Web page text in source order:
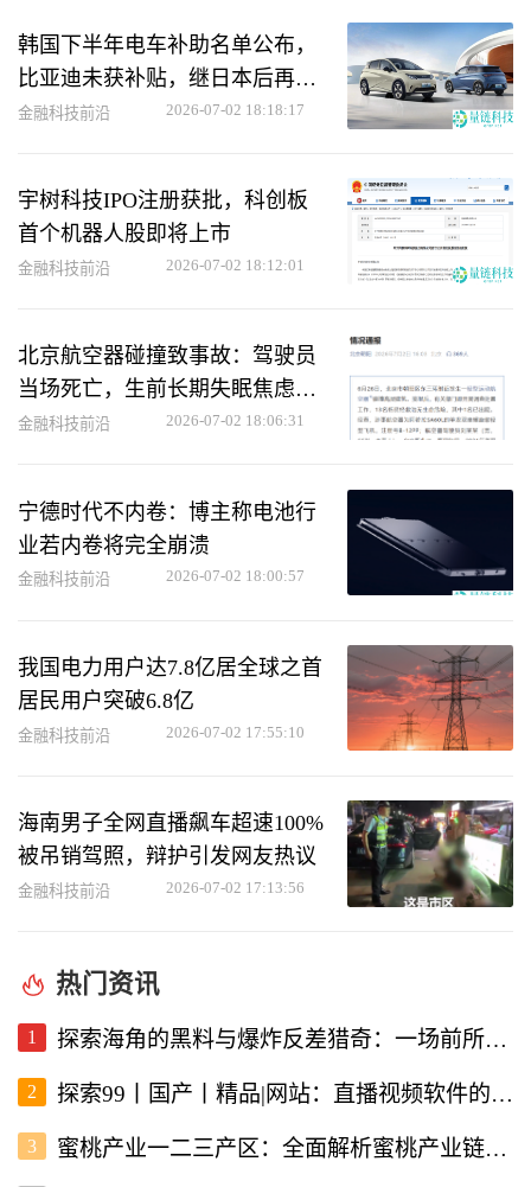
韩国下半年电车补助名单公布，
比亚迪未获补贴，继日本后再次
受关注
金融科技前沿 2026-07-02 18:18:17
宇树科技IPO注册获批，科创板
首个机器人股即将上市
金融科技前沿 2026-07-02 18:12:01
北京航空器碰撞致事故：驾驶员
当场死亡，生前长期失眠焦虑情
况揭秘
金融科技前沿 2026-07-02 18:06:31
宁德时代不内卷：博主称电池行
业若内卷将完全崩溃
金融科技前沿 2026-07-02 18:00:57
我国电力用户达7.8亿居全球之首
居民用户突破6.8亿
金融科技前沿 2026-07-02 17:55:10
海南男子全网直播飙车超速100%
被吊销驾照，辩护引发网友热议
金融科技前沿 2026-07-02 17:13:56
热门资讯
1 探索海角的黑料与爆炸反差猎奇：一场前所未有的直播视频体验
2 探索99丨国产丨精品|网站：直播视频软件的新选择
3 蜜桃产业一二三产区：全面解析蜜桃产业链的现状与未来